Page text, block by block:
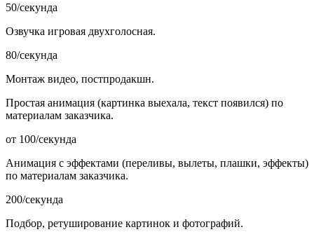
50/секунда
Озвучка игровая двухголосная.
80/секунда
Монтаж видео, постпродакшн.
Простая анимация (картинка выехала, текст появился) по
материалам заказчика.
от 100/секунда
Анимация с эффектами (переливы, вылеты, плашки, эффекты)
по материалам заказчика.
200/секунда
Подбор, ретуширование картинок и фотографий.